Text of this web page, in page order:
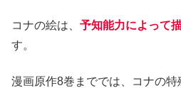
コナの絵は、 予知能力によって
す。
漫画原作8巻まででは、コナの